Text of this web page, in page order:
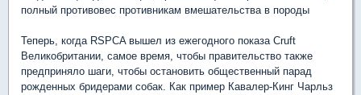
полный противовес противникам вмешательства в породы
Теперь, когда RSPCA вышел из ежегодного показа Cruft
Великобритании, самое время, чтобы правительство также
предприняло шаги, чтобы остановить общественный парад
рожденных бридерами собак. Как пример Кавалер-Кинг Чарльз